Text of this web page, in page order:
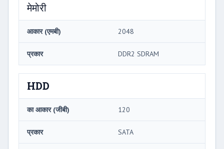
मेमोरी
आकार (एमबी) 2048
प्रकार DDR2 SDRAM
HDD
का आकार (जीबी) 120
प्रकार SATA